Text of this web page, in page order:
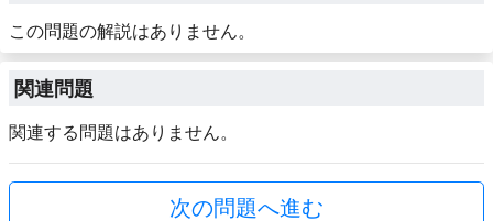
この問題の解説はありません。
関連問題
関連する問題はありません。
次の問題へ進む